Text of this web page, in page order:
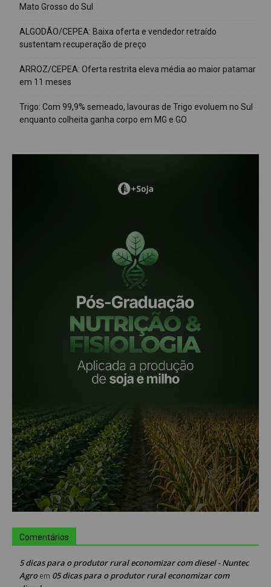
Mato Grosso do Sul
ALGODÃO/CEPEA: Baixa oferta e vendedor retraído
sustentam recuperação de preço
ARROZ/CEPEA: Oferta restrita eleva média ao maior patamar
em 11 meses
Trigo: Com 99,9% semeado, lavouras de Trigo evoluem no Sul
enquanto colheita ganha corpo em MG e GO
Comentários
5 dicas para o produtor rural economizar com diesel - Nuntec
Agroem 05 dicas para o produtor rural economizar com